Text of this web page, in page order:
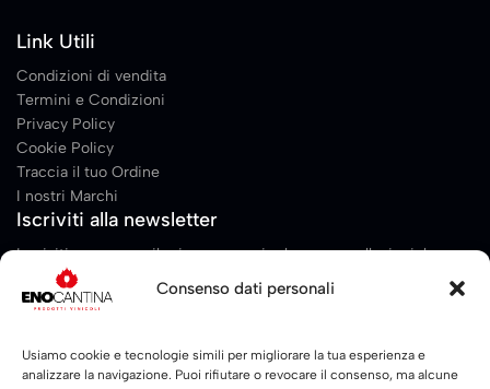
Consenso dati personali
Usiamo cookie e tecnologie simili per migliorare la tua esperienza e
analizzare la navigazione. Puoi rifiutare o revocare il consenso, ma alcune
Link Utili
Condizioni di vendita
Termini e Condizioni
Privacy Policy
Cookie Policy
Traccia il tuo Ordine
I nostri Marchi
Iscriviti alla newsletter
Iscriviti per essere il primo a scoprire le nuove collezioni, le
promozioni, contenuti esclusivi, eventi e molto altro!
E
m